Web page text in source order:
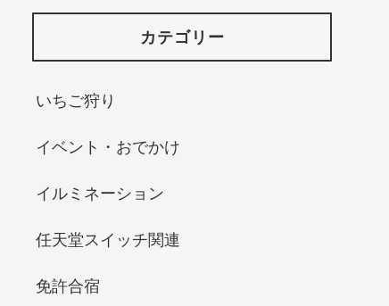
カテゴリー
いちご狩り
イベント・おでかけ
イルミネーション
任天堂スイッチ関連
免許合宿